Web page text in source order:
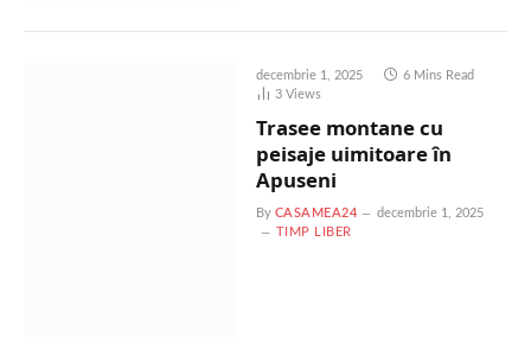
decembrie 1, 2025
6 Mins Read
3 Views
Trasee montane cu
peisaje uimitoare în
Apuseni
By CASAMEA24
decembrie 1, 2025
TIMP LIBER